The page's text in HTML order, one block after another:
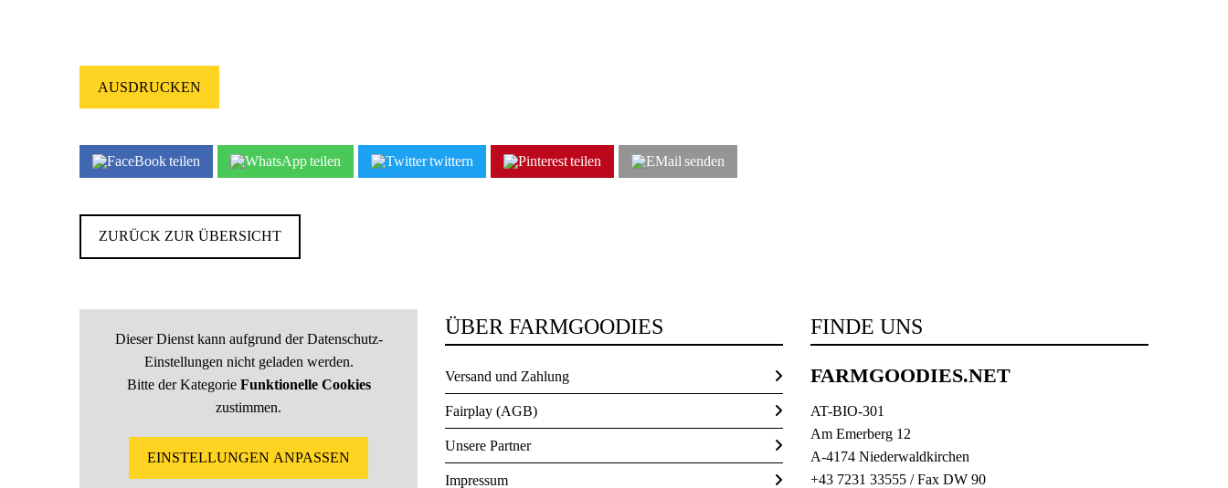
AUSDRUCKEN
teilen teilen twittern teilen senden
ZURÜCK ZUR ÜBERSICHT
Dieser Dienst kann aufgrund der Datenschutz-
Einstellungen nicht geladen werden.
Bitte der Kategorie Funktionelle Cookies
zustimmen.
EINSTELLUNGEN ANPASSEN
ÜBER FARMGOODIES
Versand und Zahlung
Fairplay (AGB)
Unsere Partner
Impressum
FINDE UNS
FARMGOODIES.NET
AT-BIO-301
Am Emerberg 12
A-4174 Niederwaldkirchen
+43 7231 33555 / Fax DW 90